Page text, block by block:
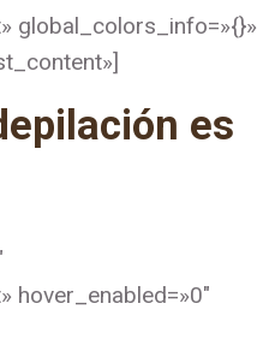
global_colors_info=»{}»
es
hover_enabled=»0″